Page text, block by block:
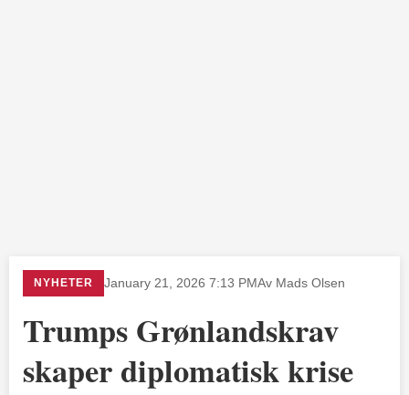
NYHETER January 21, 2026 7:13 PMAv Mads Olsen
Trumps Grønlandskrav
skaper diplomatisk krise